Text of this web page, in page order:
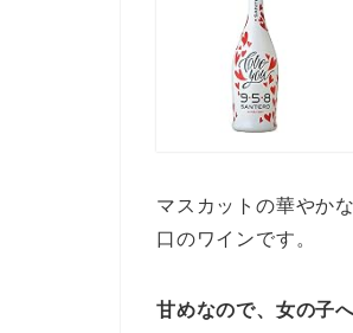
マスカットの華やか
口のワインです。
甘めなので、女の子